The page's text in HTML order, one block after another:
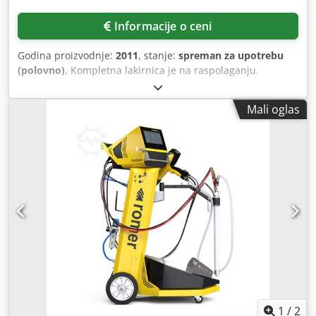
Informacije o ceni
Godina proizvodnje: 2011, stanje: spreman za upotrebu
(polovno), Kompletna lakirnica je na raspolaganju.
Komponente: (1) nadzemni transporter, (2) površina za
prskanje/zid četke, dužina: 4000mm, širina: 1500mm,
visina: 4800mm, sa gorionikom Makson, cevi za odvod,
fioke za odlaganje suvih ostataka, šest filter prostirki, razni
filteri, (3) površina isparavanja, (4) kabina za sušenje,
dužina: 6500mm, širina: 5200mm, visina: 3150mm, sa
gasnim gorionikom Weishaupt WG10N/1-D ZM-LN. Ukupne
dimenzije sistema: 24.000mm / 10.000mm, maks. snaga:
45kW. Dokumentacija je dostupna. Cedsup Ehiopfx An
Eoha
Mali oglas
1 /2